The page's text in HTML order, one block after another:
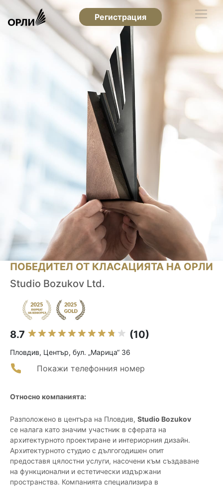
Регистрация
ПОБЕДИТЕЛ ОТ КЛАСАЦИЯТА НА ОРЛИ
Studio Bozukov Ltd.
8.7 (10)
Пловдив, Център, бул. „Марица“ 36
Покажи телефонния номер
Относно компанията:
Разположено в центъра на Пловдив, Studio Bozukov
се налага като значим участник в сферата на
архитектурното проектиране и интериорния дизайн.
Архитектурното студио с дългогодишен опит
предоставя цялостни услуги, насочени към създаване
на функционални и естетически издържани
пространства. Компанията специализира в